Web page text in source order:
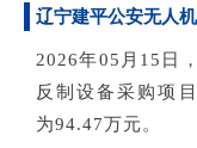
辽宁建平公安无人
2026年05月15日
反制设备采购项
为94.47万元。